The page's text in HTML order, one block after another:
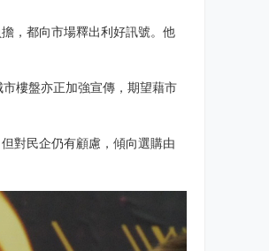
，都向市場釋出利好訊號。他
樓盤亦正加強宣傳，期望藉市
對民企仍有顧慮，傾向選購由